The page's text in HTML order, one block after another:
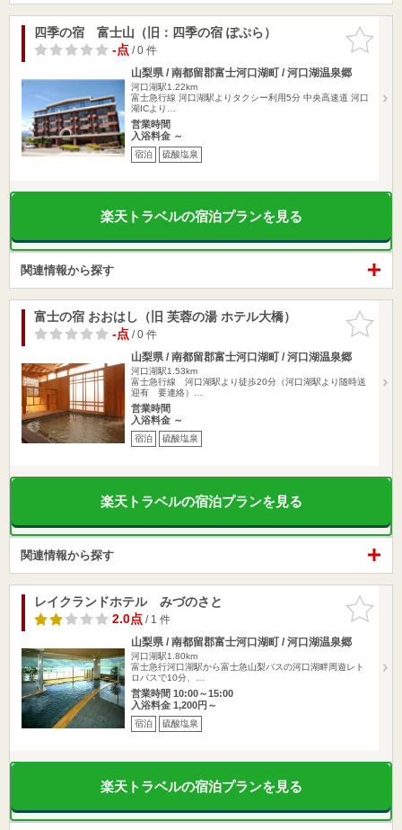
お気に入
りに追加
四季の宿 富士山（旧：四季の宿 ぽぷら）
-点/ 0 件
山梨県 / 南都留郡富士河口湖町 / 河口湖温泉郷
河口湖駅1.22km
富士急行線 河口湖駅よりタクシー利用5分 中央高速道 河口
湖ICより…
営業時間
入浴料金 ～
宿泊 硫酸塩泉
楽天トラベルの宿泊プランを見る
関連情報から探す
お気に入
りに追加
富士の宿 おおはし（旧 芙蓉の湯 ホテル大橋）
-点/ 0 件
山梨県 / 南都留郡富士河口湖町 / 河口湖温泉郷
河口湖駅1.53km
富士急行線 河口湖駅より徒歩20分（河口湖駅より随時送
迎有 要連絡）…
営業時間
入浴料金 ～
宿泊 硫酸塩泉
楽天トラベルの宿泊プランを見る
関連情報から探す
お気に入
りに追加
レイクランドホテル みづのさと
2.0点/ 1 件
山梨県 / 南都留郡富士河口湖町 / 河口湖温泉郷
河口湖駅1.80km
富士急行河口湖駅から富士急山梨バスの河口湖畔周遊レト
ロバスで10分、…
営業時間 10:00～15:00
入浴料金 1,200円～
宿泊 硫酸塩泉
楽天トラベルの宿泊プランを見る